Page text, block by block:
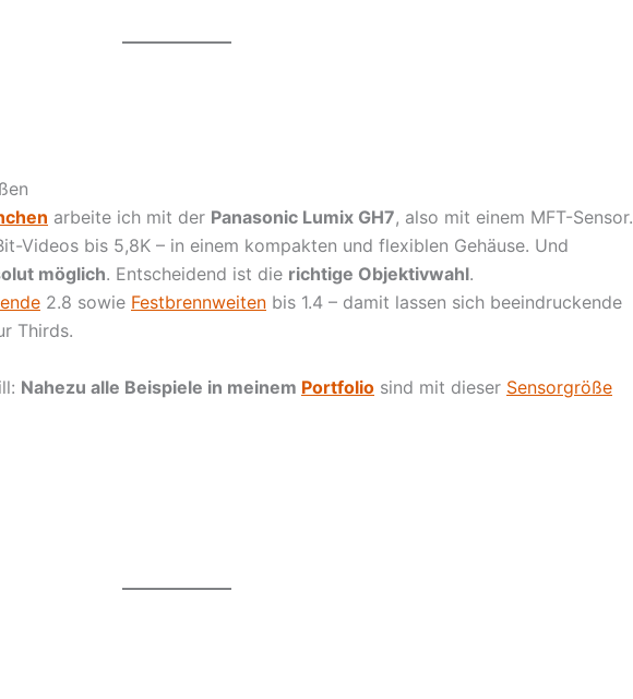
arbeite ich mit der Panasonic Lumix GH7, also mit einem MFT-Sensor.
Videos bis 5,8K – in einem kompakten und flexiblen Gehäuse. Und
möglich. Entscheidend ist die richtige Objektivwahl.
2.8 sowie Festbrennweiten bis 1.4 – damit lassen sich beeindruckende
Thirds.
Nahezu alle Beispiele in meinem Portfolio sind mit dieser Sensorgröße